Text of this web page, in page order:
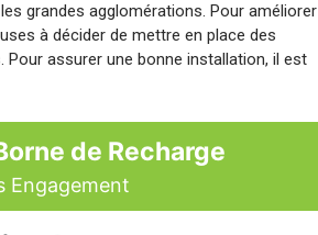
grandes agglomérations. Pour améliorer
à décider de mettre en place des
assurer une bonne installation, il est